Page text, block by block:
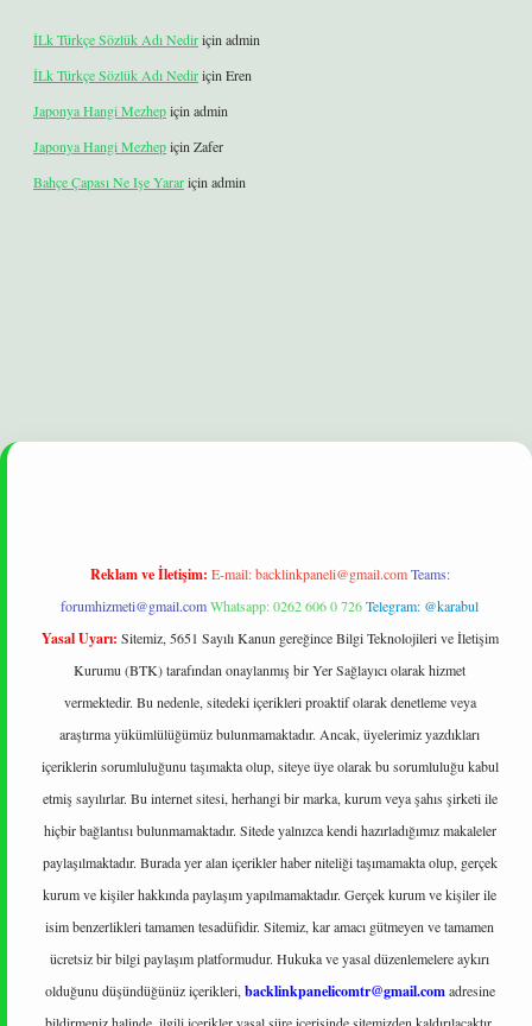
İLk Türkçe Sözlük Adı Nediriçin admin
İLk Türkçe Sözlük Adı Nediriçin Eren
Japonya Hangi Mezhepiçin admin
Japonya Hangi Mezhepiçin Zafer
Bahçe Çapası Ne Işe Yarariçin admin
Reklam ve İletişim: E-mail:backlinkpaneli@gmail.com Teams:
forumhizmeti@gmail.comWhatsapp: 0262 606 0 726Telegram: @karabul
Yasal Uyarı: Sitemiz, 5651 Sayılı Kanun gereğince Bilgi Teknolojileri ve İletişim
Kurumu (BTK) tarafından onaylanmış bir Yer Sağlayıcı olarak hizmet
vermektedir. Bu nedenle, sitedeki içerikleri proaktif olarak denetleme veya
araştırma yükümlülüğümüz bulunmamaktadır. Ancak, üyelerimiz yazdıkları
içeriklerin sorumluluğunu taşımakta olup, siteye üye olarak bu sorumluluğu kabul
etmiş sayılırlar. Bu internet sitesi, herhangi bir marka, kurum veya şahıs şirketi ile
hiçbir bağlantısı bulunmamaktadır. Sitede yalnızca kendi hazırladığımız makaleler
paylaşılmaktadır. Burada yer alan içerikler haber niteliği taşımamakta olup, gerçek
kurum ve kişiler hakkında paylaşım yapılmamaktadır. Gerçek kurum ve kişiler ile
isim benzerlikleri tamamen tesadüfidir. Sitemiz, kar amacı gütmeyen ve tamamen
ücretsiz bir bilgi paylaşım platformudur. Hukuka ve yasal düzenlemelere aykırı
olduğunu düşündüğünüz içerikleri, backlinkpanelicomtr@gmail.comadresine